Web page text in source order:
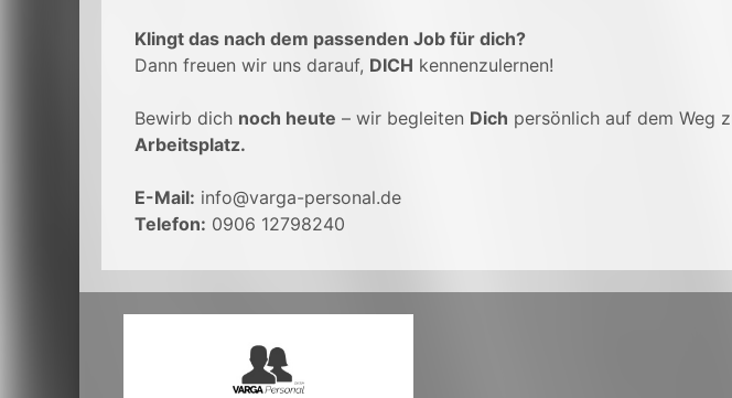
Klingt das nach dem passenden Job für dich?
Dann freuen wir uns darauf, DICH kennenzulernen!
Bewirb dich noch heute – wir begleiten Dich persönlich auf dem Weg
Arbeitsplatz.
E-Mail: info@varga-personal.de
Telefon: 0906 12798240